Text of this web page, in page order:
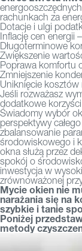
rachunkach za
Dotacje i ulgi
Inflację cen energii
Długoterminowe
Zwiększenie
Poprawa komfortu
Zmniejszenie
Uniknięcie
Jeśli rozważasz
dodatkowe
Świadomy wybór
perspektywy
zbalansowanie
środowiskowego i
okna służą przez
spokój o
inwestycja w
zrównoważonej
Mycie okien nie
narażania się na
szybkie i tanie
Poniżej
metody